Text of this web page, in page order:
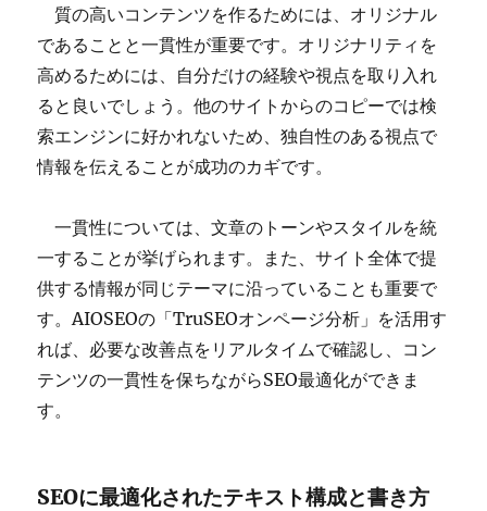
質の高いコンテンツを作るためには、オリジナル
であることと一貫性が重要です。オリジナリティを
高めるためには、自分だけの経験や視点を取り入れ
ると良いでしょう。他のサイトからのコピーでは検
索エンジンに好かれないため、独自性のある視点で
情報を伝えることが成功のカギです。
一貫性については、文章のトーンやスタイルを統
一することが挙げられます。また、サイト全体で提
供する情報が同じテーマに沿っていることも重要で
す。AIOSEOの「TruSEOオンページ分析」を活用す
れば、必要な改善点をリアルタイムで確認し、コン
テンツの一貫性を保ちながらSEO最適化ができま
す。
SEOに最適化されたテキスト構成と書き方